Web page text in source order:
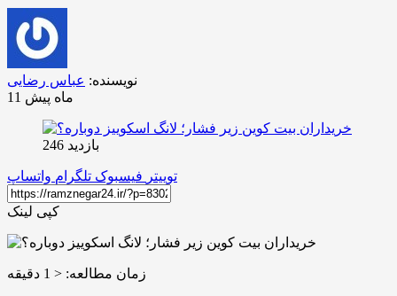
نویسنده: عباس رضایی
11 ماه پیش
بازدید 246
توییتر فیسبوک تلگرام واتساپ
کپی لینک
زمان مطالعه: < 1 دقیقه